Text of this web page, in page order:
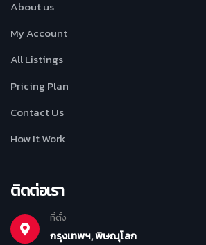
About us
My Account
All Listings
Pricing Plan
Contact Us
How It Work
ติดต่อเรา
ที่ตั้ง
กรุงเทพฯ, พิษณุโลก